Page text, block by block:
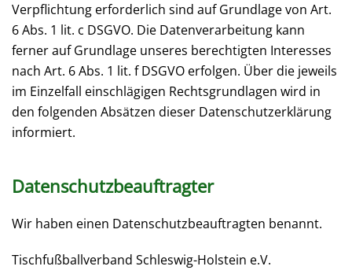
Verpflichtung erforderlich sind auf Grundlage von Art.
6 Abs. 1 lit. c DSGVO. Die Datenverarbeitung kann
ferner auf Grundlage unseres berechtigten Interesses
nach Art. 6 Abs. 1 lit. f DSGVO erfolgen. Über die jeweils
im Einzelfall einschlägigen Rechtsgrundlagen wird in
den folgenden Absätzen dieser Datenschutzerklärung
informiert.
Datenschutz­beauftragter
Wir haben einen Datenschutzbeauftragten benannt.
Tischfußballverband Schleswig-Holstein e.V.